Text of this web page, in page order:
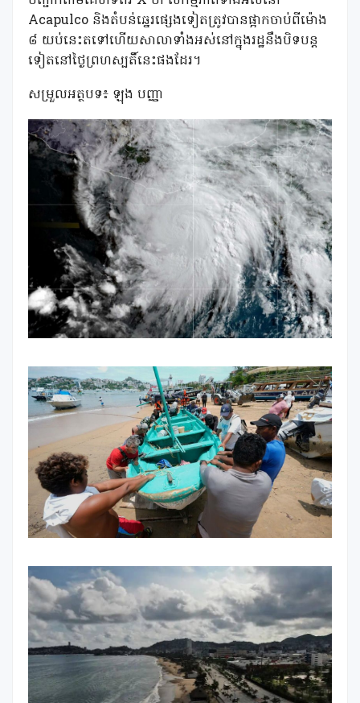
Acapulco និងតំបន់ឆ្នេរផ្សេងទៀតត្រូវបានផ្អាកចាប់ពីម៉ោង
៨ យប់នេះតទៅហើយសាលាទាំងអស់នៅក្នុងរដ្ឋនឹងបិទបន្ត
ទៀតនៅថ្ងៃព្រហស្បតិ៍នេះផងដែរ។
សម្រួលអត្ថបទ៖ ឡុង បញ្ញា